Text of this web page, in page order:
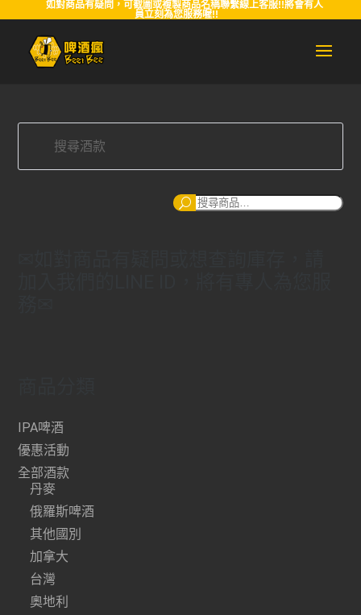
如對商品有疑問，可截圖或複製商品名稱聯繫線上客服!!將會有人
員立刻為您服務喔!!
搜
IPA啤酒
優惠活動
全部酒款
丹麥
俄羅斯啤酒
其他國別
加拿大
台灣
奧地利